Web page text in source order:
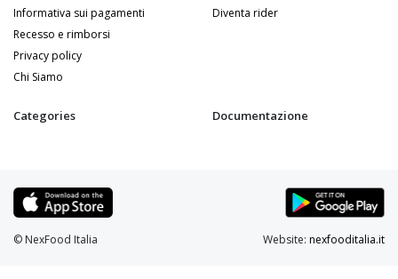
Informativa sui pagamenti
Recesso e rimborsi
Privacy policy
Chi Siamo
Diventa rider
Categories Documentazione
© NexFood Italia Website: nexfooditalia.it